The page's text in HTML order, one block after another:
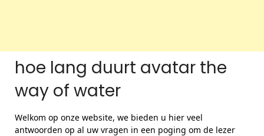
hoe lang duurt avatar the
way of water
Welkom op onze website, we bieden u hier veel
antwoorden op al uw vragen in een poging om de lezer